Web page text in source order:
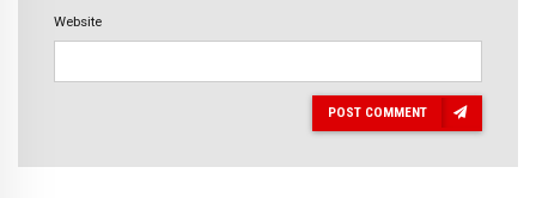
Website
POST COMMENT